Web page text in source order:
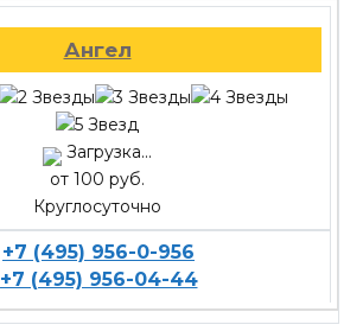
Ангел
Загрузка...
от 100 руб.
Круглосуточно
+7 (495) 956-0-956
+7 (495) 956-04-44